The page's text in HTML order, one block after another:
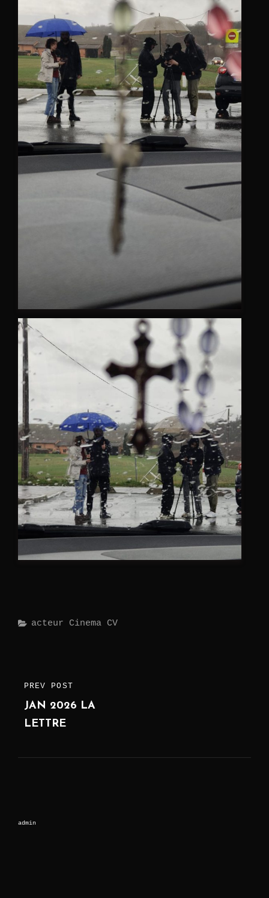
Categories
Acteur Cinema CV
Post
navigation
PREVIOUS
POST
PREV POST
JAN 2026 LA
LETTRE
admin